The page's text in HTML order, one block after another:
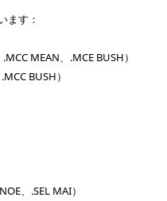
ます：
MEAN、.MCE BUSH）
BUSH）
、.SEL MAI）